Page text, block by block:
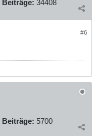
Beiträge: 34408
#6
Beiträge: 5700